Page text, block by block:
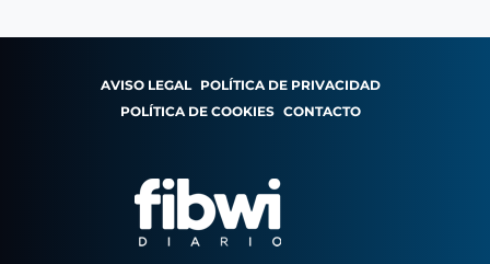
AVISO LEGAL POLÍTICA DE PRIVACIDAD
POLÍTICA DE COOKIES CONTACTO